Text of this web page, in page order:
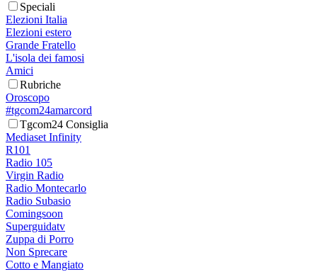
Speciali
Elezioni Italia
Elezioni estero
Grande Fratello
L'isola dei famosi
Amici
Rubriche
Oroscopo
#tgcom24amarcord
Tgcom24 Consiglia
Mediaset Infinity
R101
Radio 105
Virgin Radio
Radio Montecarlo
Radio Subasio
Comingsoon
Superguidatv
Zuppa di Porro
Non Sprecare
Cotto e Mangiato